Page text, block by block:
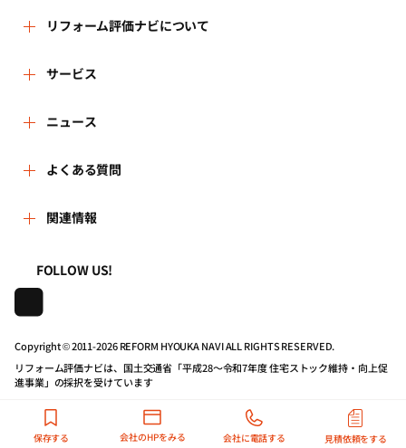
保存する 会社のHPをみる 会社に電話する 見積依頼をする
リフォーム評価ナビについて
リフォーム評価ナビとは
運営体制
はじめての方へ
事務局へのお問い合せ
地域の相談窓口のみなさまへ
住宅関連機関リンク集
リフォーム評価ナビPRO
サービス
リフォーム会社を探す
リフォーム事例を見る
リフォームを相談する
リフォームを学ぶ
マイページの活用
ニュース
新着情報
講習会・セミナー
連携機関・企業・団体トピックス
よくある質問
よくある質問
利用規約
プライバシーポリシー
動作推奨環境について
公式バナーのダウンロード
関連情報
一般財団法人住まいづくりナビセンター
株式会社日本建築住宅センター
FOLLOW US!
Copyright © 2011-2026 REFORM HYOUKA NAVI ALL RIGHTS RESERVED.
リフォーム評価ナビは、国土交通省「平成28～令和7年度 住宅ストック維持・向上促
進事業」の採択を受けています